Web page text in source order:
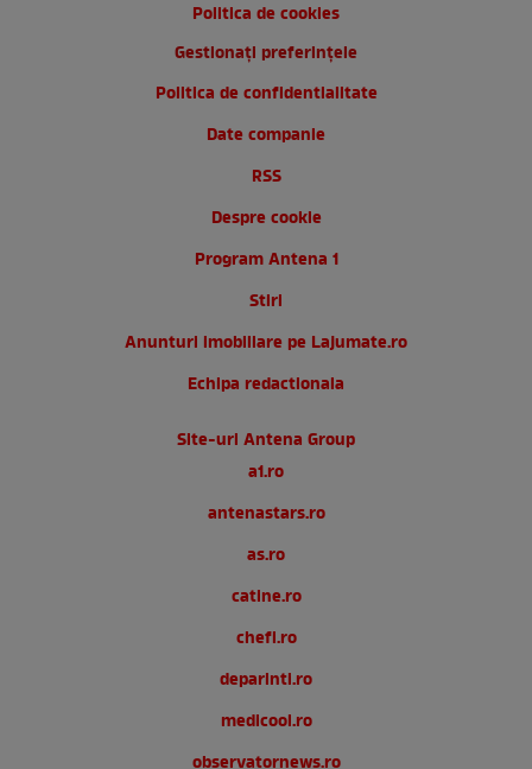
Politica de cookies
Gestionați preferințele
Politica de confidentialitate
Date companie
RSS
Despre cookie
Program Antena 1
Stiri
Anunturi imobiliare pe Lajumate.ro
Echipa redactionala
Site-uri Antena Group
a1.ro
antenastars.ro
as.ro
catine.ro
chefi.ro
deparinti.ro
medicool.ro